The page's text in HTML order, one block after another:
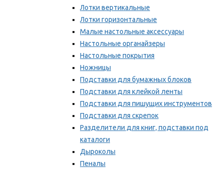
Лотки вертикальные
Лотки горизонтальные
Малые настольные аксессуары
Настольные органайзеры
Настольные покрытия
Ножницы
Подставки для бумажных блоков
Подставки для клейкой ленты
Подставки для пишущих инструментов
Подставки для скрепок
Разделители для книг, подставки под
каталоги
Дыроколы
Пеналы